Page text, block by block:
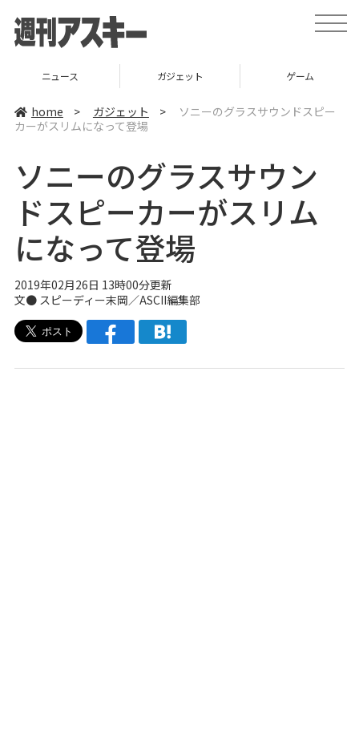
t
o
v
ニュース ガジェット ゲーム
home > ガジェット >
ソニーのグラスサウンドスピー
カーがスリムになって登場
ソニーのグラスサウン
ドスピーカーがスリム
になって登場
2019年02月26日 13時00分更新
文● スピーディー末岡／ASCII編集部